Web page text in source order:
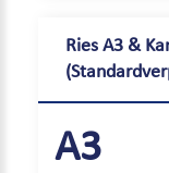
Ries A3 &
A3